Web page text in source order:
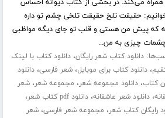
می‌کند. در بخشی از کتاب دیوانه احساس
حقیقت تلخ حقیقت تلخی چشم تو داره
که پیش من هستی و قلب تو جای دیگه مواظبی
چیزی به من...
دانلود کتاب شعر رایگان،دانلود کتاب با لینک
،دانلود کتاب برای موبایل،شعر فارسی،دانلود
کتاب،دانلود مجموعه شعر، مجموعه شعر،شعر
،دانلود شعر عاشقانه،دانلود pdf کتاب شعر ،
رایگان کتاب شعر، مجموعه شعر فارسی،شعر